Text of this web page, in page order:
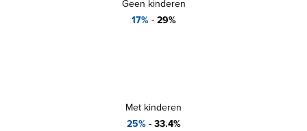
Geen kinderen
17%- 29%
Met kinderen
25%- 33.4%